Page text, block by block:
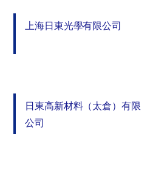
上海日東光學有限公司
日東高新材料（太倉）有限
公司